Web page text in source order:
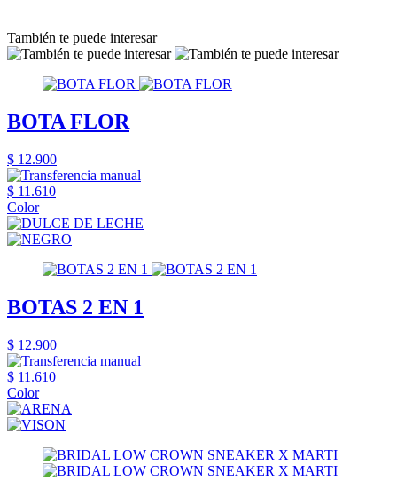
También te puede interesar
BOTA FLOR
$ 12.900
$ 11.610
Color
BOTAS 2 EN 1
$ 12.900
$ 11.610
Color